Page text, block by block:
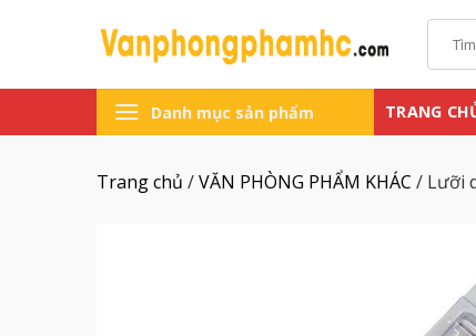
dung
kiếm:
Danh mục sản phẩm TRANG
Trang chủ /VĂN PHÒNG PHẨM KHÁC / Lưỡi